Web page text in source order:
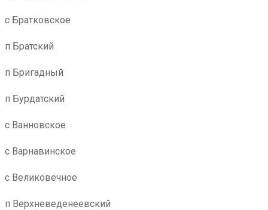
с Братковское
п Братский
п Бригадный
п Бурдатский
с Ванновское
с Варнавинское
с Великовечное
п Верхневеденеевский